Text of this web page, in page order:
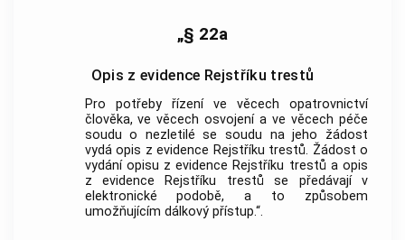
„§ 22a
Opis z evidence Rejstříku trestů
Pro potřeby řízení ve věcech opatrovnictví
člověka, ve věcech osvojení a ve věcech péče
soudu o nezletilé se soudu na jeho žádost
vydá opis z evidence Rejstříku trestů. Žádost o
vydání opisu z evidence Rejstříku trestů a opis
z evidence Rejstříku trestů se předávají v
elektronické podobě, a to způsobem
umožňujícím dálkový přístup.“.